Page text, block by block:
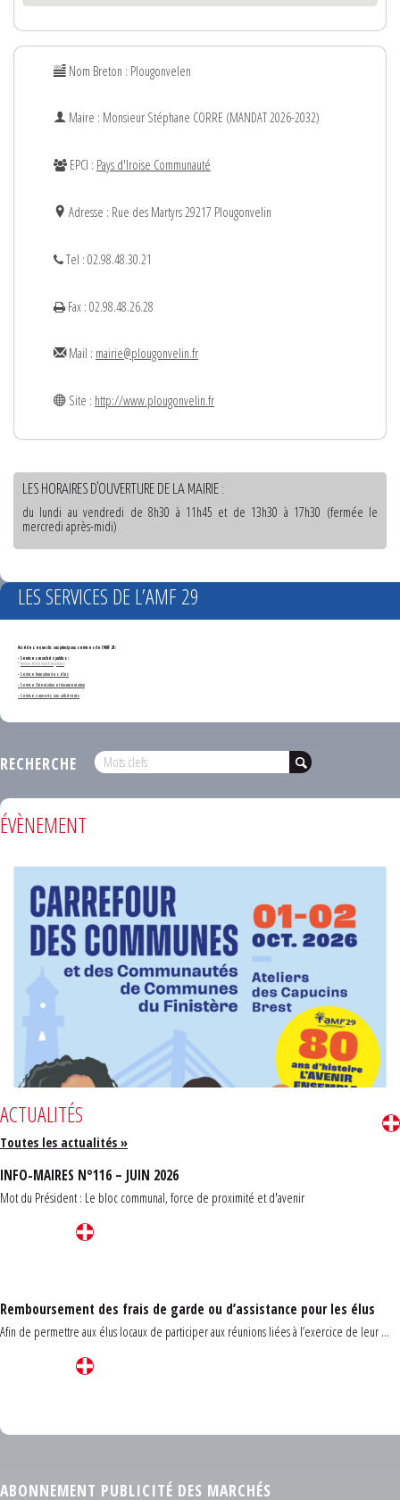
Nom Breton : Plougonvelen
Maire : Monsieur Stéphane CORRE (MANDAT 2026-2032)
EPCI : Pays d'Iroise Communauté
Adresse : Rue des Martyrs 29217 Plougonvelin
Tel : 02.98.48.30.21
Fax : 02.98.48.26.28
Mail : mairie@plougonvelin.fr
Site : http://www.plougonvelin.fr
LES HORAIRES D'OUVERTURE DE LA MAIRIE :
du lundi au vendredi de 8h30 à 11h45 et de 13h30 à 17h30 (fermée le
mercredi après-midi)
LES SERVICES DE L’AMF 29
Accédez en un clic aux principaux services de l'AMF 29 :
- Services marchés publics :
*Annonces de marchés publics
-Service formation des élus
- Service Orientation et documentation
- Services ouverts aux adhérents
RECHERCHE
ÉVÈNEMENT
ACTUALITÉS
Toutes les actualités »
INFO-MAIRES N°116 – JUIN 2026
Mot du Président : Le bloc communal, force de proximité et d'avenir
Remboursement des frais de garde ou d’assistance pour les élus
Afin de permettre aux élus locaux de participer aux réunions liées à l’exercice de leur ...
ABONNEMENT PUBLICITÉ DES MARCHÉS